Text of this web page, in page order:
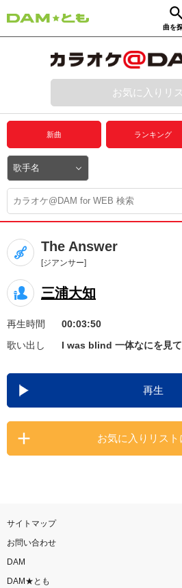
曲を
動画からさがす
ログイン
プレミアムサービス
DAM★とも動画
DAM★とも録音
カラオケ＠DAM
ユーザー検索
キャンペーン
お知らせ よくあるご質問
DAMの新曲・ランキ
カラオケ最新情報を
お気に入りリ
新曲 ランキング
The Answer
[ジアンサー]
三浦大知
再生時間
00:03:50
歌い出し
I was blind 一体なにを見
再生
お気に入りリスト
サイトマップ
お問い合わせ
DAM
DAM★とも